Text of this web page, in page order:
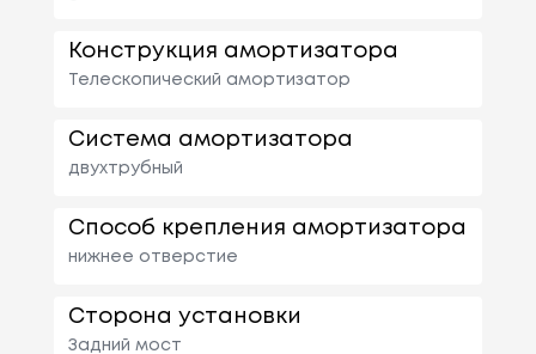
Конструкция амортизатора
Телескопический амортизатор
Система амортизатора
двухтрубный
Способ крепления амортизатора
нижнее отверстие
Сторона установки
Задний мост